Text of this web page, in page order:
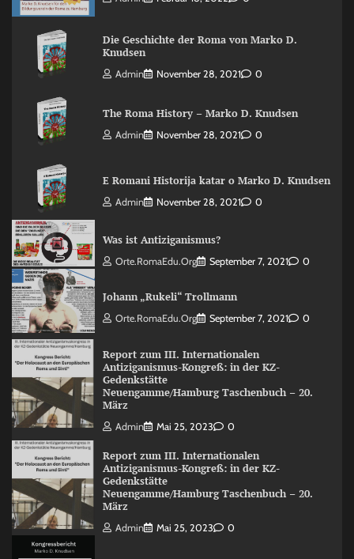
Die Geschichte der Roma von Marko D.
Knudsen
Admin November 28, 2021 0
The Roma History – Marko D. Knudsen
Admin November 28, 2021 0
E Romani Historija katar o Marko D. Knudsen
Admin November 28, 2021 0
Was ist Antiziganismus?
Orte.RomaEdu.org September 7, 2021 0
Johann „Rukeli“ Trollmann
Orte.RomaEdu.org September 7, 2021 0
Report zum III. Internationalen
Antiziganismus-Kongreß: in der KZ-
Gedenkstätte
Neuengamme/Hamburg Taschenbuch – 20.
März
Admin Mai 25, 2023 0
Report zum III. Internationalen
Antiziganismus-Kongreß: in der KZ-
Gedenkstätte
Neuengamme/Hamburg Taschenbuch – 20.
März
Admin Mai 25, 2023 0